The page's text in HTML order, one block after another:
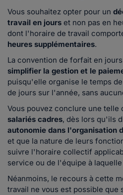
Vous souhaitez opter pour un
travail en jours et non pas en
dont l'horaire de travail
heures supplémentaires.
La convention de forfait en
simplifier la gestion et le
puisqu'elle organise le temps
de jours sur l'année, sans
Vous pouvez conclure une telle
salariés cadres, dès lors qu'ils
autonomie dans l'organisation
et que la nature de leurs
suivre l'horaire collectif
service ou de l'équipe à
Néanmoins, le recours à cette
travail ne vous est possible